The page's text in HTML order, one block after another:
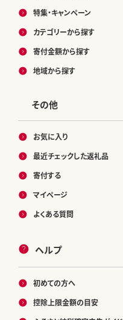
特集・キャンペーン
カテゴリーから探す
寄付金額から探す
地域から探す
その他
お気に入り
最近チェックした返礼品
寄付する
マイページ
よくある質問
ヘルプ
初めての方へ
控除上限金額の目安